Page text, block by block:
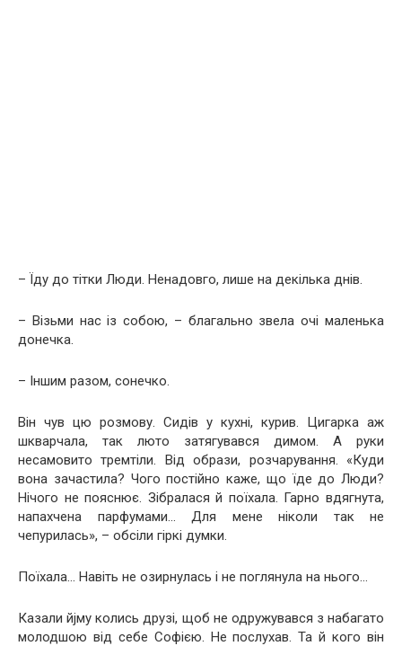
– Їду до тітки Люди. Ненадовго, лише на декілька днів.
– Візьми нас із собою, – благально звела очі маленька
донечка.
– Іншим разом, сонечко.
Він чув цю розмову. Сидів у кухні, курив. Цигарка аж
шкварчала, так люто затягувався димом. А руки
несамовито тремтіли. Від образи, розчарування. «Куди
вона зачастила? Чого постійно каже, що їде до Люди?
Нічого не пояснює. Зібралася й поїхала. Гарно вдягнута,
напахчена парфумами… Для мене ніколи так не
чепурилась», – обсіли гіркі думки.
Поїхала… Навіть не озирнулась і не поглянула на нього…
Казали йjму колись друзі, щоб не одружувався з набагато
молодшою від себе Софією. Не послухав. Та й кого він